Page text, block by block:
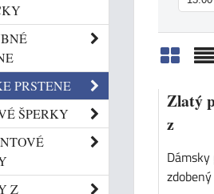
Mriežka
Zlatý
z
PRSTENE
ŠPERKY
Z